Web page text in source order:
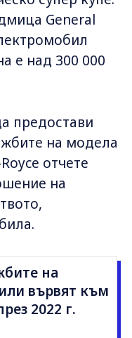
General
е над 300 000
предостави
на модела
отчете
на
на
вървят към
2022 г.